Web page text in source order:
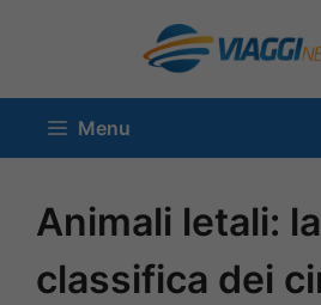
contenuto
Menu
Animali letali: la
classifica dei